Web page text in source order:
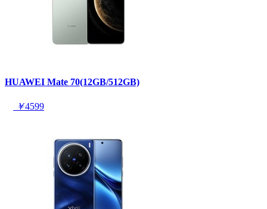
HUAWEI Mate 70(12GB/512GB)
￥4599